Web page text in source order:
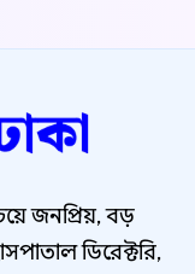
জনপ্রিয়, বড়
ডিরেক্টরি,